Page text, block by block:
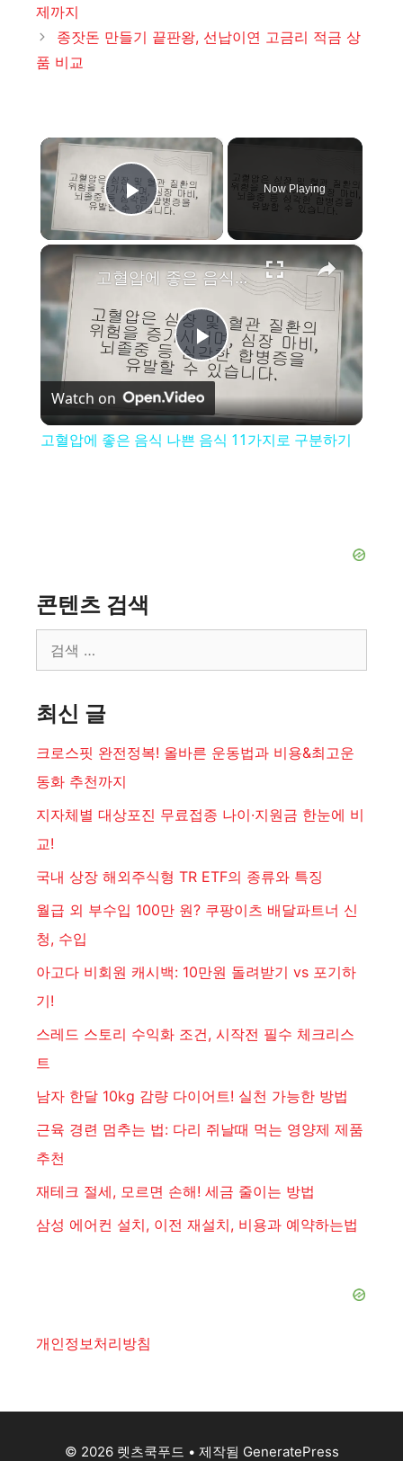
리
제까지
종잣돈 만들기 끝판왕, 선납이연 고금리 적금 상
품 비교
×
Play Video
Now Playing
×
P
l
i
e
고혈압에 좋은 음식 나쁜 음식 11가지로 구분하기
Watch on
고혈압에 좋은 음식 나쁜 음식 11가지로 구분하기
콘텐츠 검색
색:
최신 글
크로스핏 완전정복! 올바른 운동법과 비용&최고운
동화 추천까지
지자체별 대상포진 무료접종 나이·지원금 한눈에 비
교!
국내 상장 해외주식형 TR ETF의 종류와 특징
월급 외 부수입 100만 원? 쿠팡이츠 배달파트너 신
청, 수입
아고다 비회원 캐시백: 10만원 돌려받기 vs 포기하
기!
스레드 스토리 수익화 조건, 시작전 필수 체크리스
트
남자 한달 10kg 감량 다이어트! 실천 가능한 방법
근육 경련 멈추는 법: 다리 쥐날때 먹는 영양제 제품
추천
재테크 절세, 모르면 손해! 세금 줄이는 방법
삼성 에어컨 설치, 이전 재설치, 비용과 예약하는법
개인정보처리방침
© 2026 렛츠쿡푸드 • 제작됨 GeneratePress